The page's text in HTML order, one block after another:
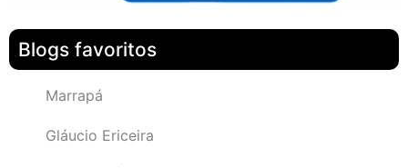
Blogs favoritos
Marrapá
Gláucio Ericeira